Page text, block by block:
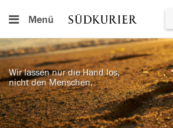
Menü
Wir lassen nur die Hand los,
nicht den Menschen.